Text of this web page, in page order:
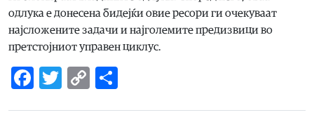
одлука е донесена бидејќи овие ресори ги очекуваат
најсложените задачи и најголемите предизвици во
претстојниот управен циклус.
Facebook
Twitter
Copy